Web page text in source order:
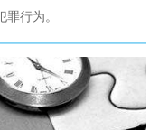
行为。